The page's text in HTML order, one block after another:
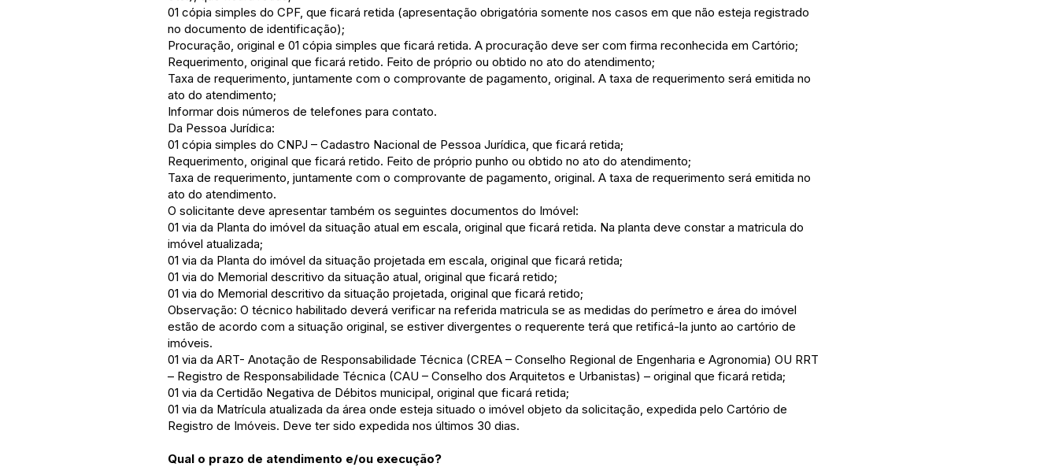
01 cópia simples do CPF, que ficará retida (apresentação obrigatória somente nos casos em que não esteja registrado
no documento de identificação);
Procuração, original e 01 cópia simples que ficará retida. A procuração deve ser com firma reconhecida em Cartório;
Requerimento, original que ficará retido. Feito de próprio ou obtido no ato do atendimento;
Taxa de requerimento, juntamente com o comprovante de pagamento, original. A taxa de requerimento será emitida no
ato do atendimento;
Informar dois números de telefones para contato.
Da Pessoa Jurídica:
01 cópia simples do CNPJ – Cadastro Nacional de Pessoa Jurídica, que ficará retida;
Requerimento, original que ficará retido. Feito de próprio punho ou obtido no ato do atendimento;
Taxa de requerimento, juntamente com o comprovante de pagamento, original. A taxa de requerimento será emitida no
ato do atendimento.
O solicitante deve apresentar também os seguintes documentos do Imóvel:
01 via da Planta do imóvel da situação atual em escala, original que ficará retida. Na planta deve constar a matricula do
imóvel atualizada;
01 via da Planta do imóvel da situação projetada em escala, original que ficará retida;
01 via do Memorial descritivo da situação atual, original que ficará retido;
01 via do Memorial descritivo da situação projetada, original que ficará retido;
Observação: O técnico habilitado deverá verificar na referida matricula se as medidas do perímetro e área do imóvel
estão de acordo com a situação original, se estiver divergentes o requerente terá que retificá-la junto ao cartório de
imóveis.
01 via da ART- Anotação de Responsabilidade Técnica (CREA – Conselho Regional de Engenharia e Agronomia) OU RRT
– Registro de Responsabilidade Técnica (CAU – Conselho dos Arquitetos e Urbanistas) – original que ficará retida;
01 via da Certidão Negativa de Débitos municipal, original que ficará retida;
01 via da Matrícula atualizada da área onde esteja situado o imóvel objeto da solicitação, expedida pelo Cartório de
Registro de Imóveis. Deve ter sido expedida nos últimos 30 dias.
Qual o prazo de atendimento e/ou execução?